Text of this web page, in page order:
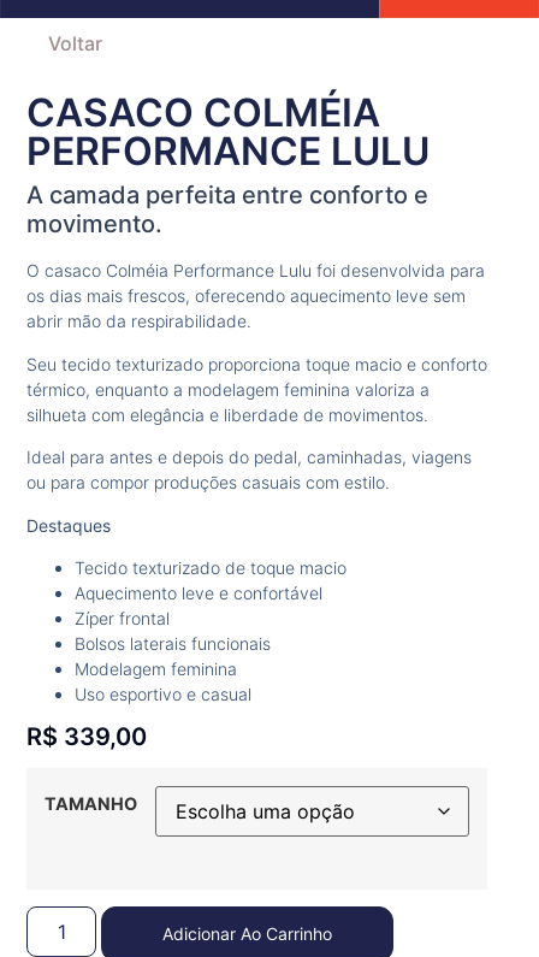
Voltar
CASACO COLMÉIA
PERFORMANCE LULU
A camada perfeita entre conforto e
movimento.
O casaco Colméia Performance Lulu foi desenvolvida para
os dias mais frescos, oferecendo aquecimento leve sem
abrir mão da respirabilidade.
Seu tecido texturizado proporciona toque macio e conforto
térmico, enquanto a modelagem feminina valoriza a
silhueta com elegância e liberdade de movimentos.
Ideal para antes e depois do pedal, caminhadas, viagens
ou para compor produções casuais com estilo.
Destaques
Tecido texturizado de toque macio
Aquecimento leve e confortável
Zíper frontal
Bolsos laterais funcionais
Modelagem feminina
Uso esportivo e casual
R$ 339,00
TAMANHO
Adicionar Ao Carrinho